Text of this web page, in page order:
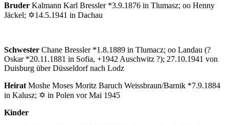
Bruder Kalmann Karl Bressler *3.9.1876 in Tlumasz; oo Henny
Jäckel; ✡14.5.1941 in Dachau
Schwester Chane Bressler *1.8.1889 in Tlumacz; oo Landau (?
Oskar *20.11.1881 in Sofia, +1942 Auschwitz ?); 27.10.1941 von
Duisburg über Düsseldorf nach Lodz
Heirat Moshe Moses Moritz Baruch Weissbraun/Barnik *7.9.1884
in Kalusz; ✡ in Polen vor Mai 1945
Kinder